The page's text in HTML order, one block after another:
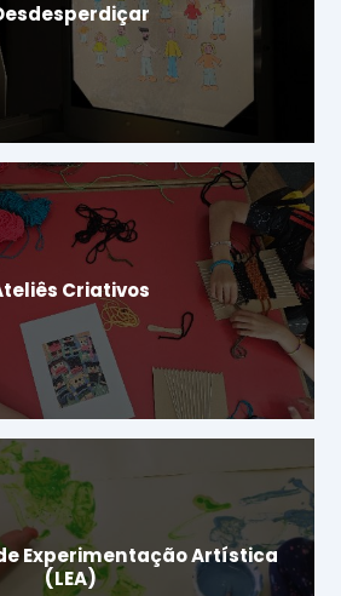
Criativos
Experimentação Artística
(LEA)